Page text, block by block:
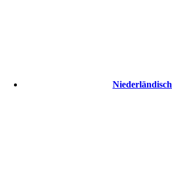
Niederländisch